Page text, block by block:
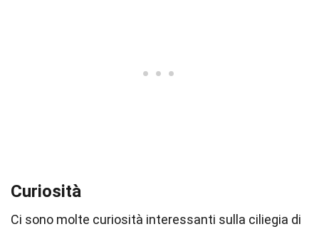
Curiosità
Ci sono molte curiosità interessanti sulla ciliegia di